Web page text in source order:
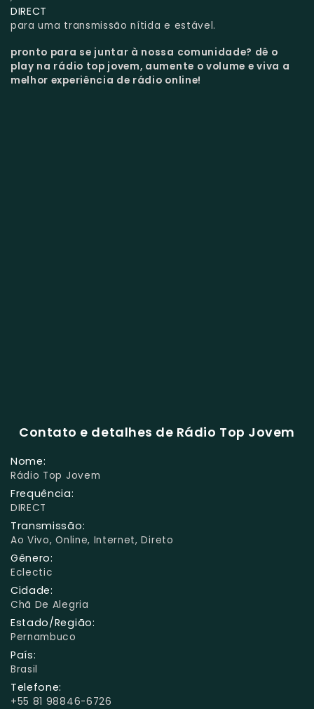
DIRECT
para uma transmissão nítida e estável.
pronto para se juntar à nossa comunidade? dê o
play na rádio top jovem, aumente o volume e viva a
melhor experiência de rádio online!
Contato e detalhes de Rádio Top Jovem
Nome:
Rádio Top Jovem
Frequência:
DIRECT
Transmissão:
Ao Vivo, Online, Internet, Direto
Gênero:
Eclectic
Cidade:
Chã De Alegria
Estado/Região:
Pernambuco
País:
Brasil
Telefone:
+55 81 98846-6726